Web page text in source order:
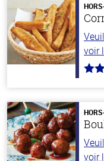
voir
4.1
stars
voir